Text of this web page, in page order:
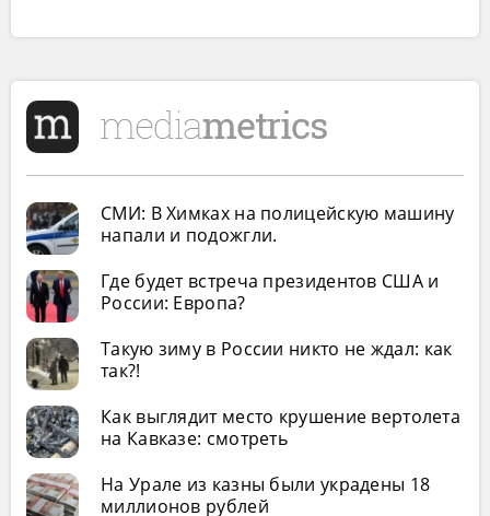
СМИ: В Химках на полицейскую машину
напали и подожгли.
Где будет встреча президентов США и
России: Европа?
Такую зиму в России никто не ждал: как
так?!
Как выглядит место крушение вертолета
на Кавказе: смотреть
На Урале из казны были украдены 18
миллионов рублей